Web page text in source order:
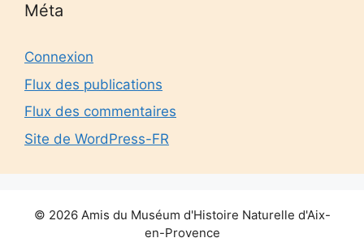
Méta
Connexion
Flux des publications
Flux des commentaires
Site de WordPress-FR
© 2026 Amis du Muséum d'Histoire Naturelle d'Aix-
en-Provence